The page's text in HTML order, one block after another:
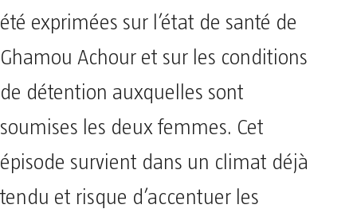
été exprimées sur l’état de santé de
Ghamou Achour et sur les conditions
de détention auxquelles sont
soumises les deux femmes. Cet
épisode survient dans un climat déjà
tendu et risque d’accentuer les